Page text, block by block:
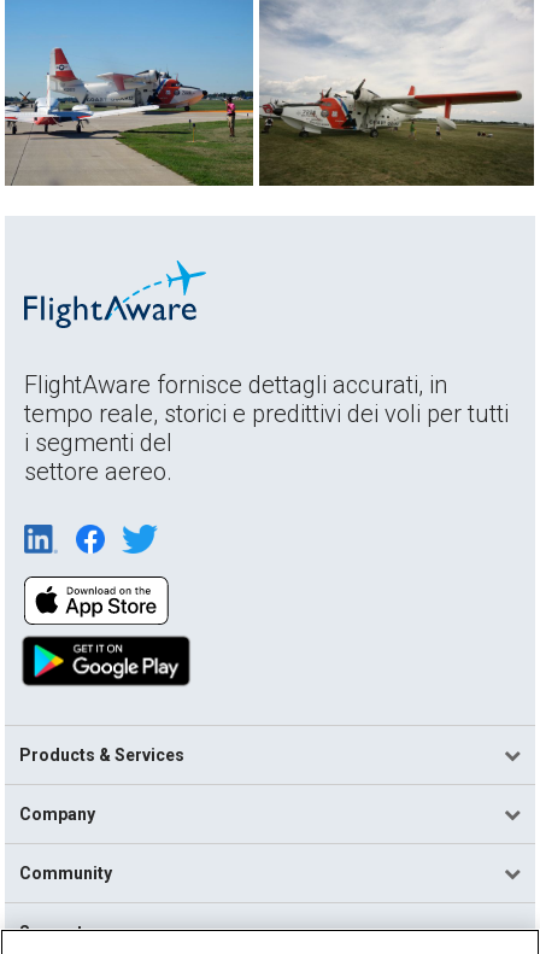
FlightAware fornisce dettagli accurati, in
tempo reale, storici e predittivi dei voli per tutti
i segmenti del
settore aereo.
Products & Services
Company
Community
Support